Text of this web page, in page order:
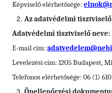
Képviselő elérhetősége:
Az adatvédelmi
Adatvédelmi tisztviselő neve:
E-mail cím:
Levelezési cím: 1205 Budapest,
Telefonos elérhetősége: 06 (1)